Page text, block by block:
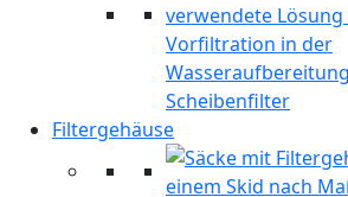
Scheibenfilter
Filtergehäuse